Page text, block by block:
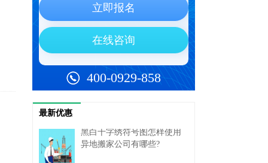
最新优惠
黑白十字绣符号图怎样使用
异地搬家公司有哪些?